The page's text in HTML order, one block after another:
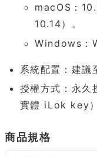
macOS：
10.14）。
Windows：
系統配置：建議
授權方式：永
實體 iLok key）
商品規格